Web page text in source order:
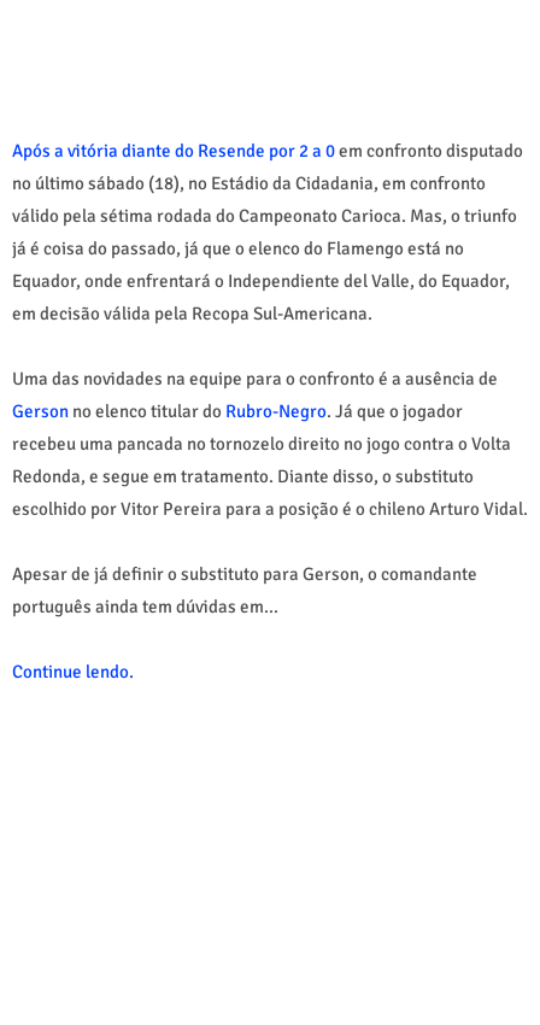
Após a vitória diante do Resende por 2 a 0em confronto disputado
no último sábado (18), no Estádio da Cidadania, em confronto
válido pela sétima rodada do Campeonato Carioca. Mas, o triunfo
já é coisa do passado, já que o elenco do Flamengo está no
Equador, onde enfrentará o Independiente del Valle, do Equador,
em decisão válida pela Recopa Sul-Americana.
Uma das novidades na equipe para o confronto é a ausência de
Gerson no elenco titular do Rubro-Negro. Já que o jogador
recebeu uma pancada no tornozelo direito no jogo contra o Volta
Redonda, e segue em tratamento. Diante disso, o substituto
escolhido por Vitor Pereira para a posição é o chileno Arturo Vidal.
Apesar de já definir o substituto para Gerson, o comandante
português ainda tem dúvidas em...
Continue lendo.